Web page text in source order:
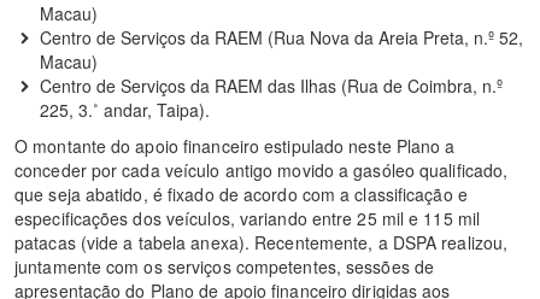
Macau)
Centro de Serviços da RAEM (Rua Nova da Areia Preta, n.º 52,
Macau)
Centro de Serviços da RAEM das Ilhas (Rua de Coimbra, n.º
225, 3.˚ andar, Taipa).
O montante do apoio financeiro estipulado neste Plano a
conceder por cada veículo antigo movido a gasóleo qualificado,
que seja abatido, é fixado de acordo com a classificação e
especificações dos veículos, variando entre 25 mil e 115 mil
patacas (vide a tabela anexa). Recentemente, a DSPA realizou,
juntamente com os serviços competentes, sessões de
apresentação do Plano de apoio financeiro dirigidas aos